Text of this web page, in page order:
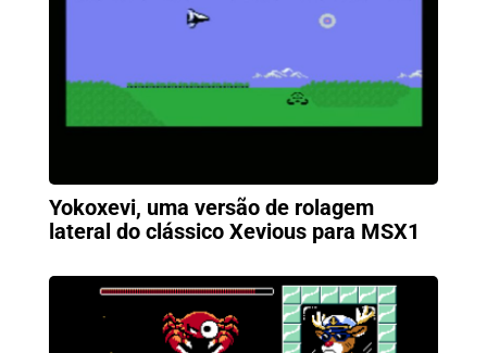
Yokoxevi, uma versão de rolagem
lateral do clássico Xevious para MSX1